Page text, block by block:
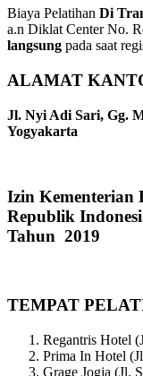
Biaya Pelatihan Di
a.n Diklat Center No.
langsung pada saat
ALAMAT
Jl. Nyi Adi Sari, Gg.
Yogyakarta
Izin Kementerian
Republik
Tahun 2019
TEMPAT
Regantris Hotel
Prima In Hotel
Grage Jogja (Jl.